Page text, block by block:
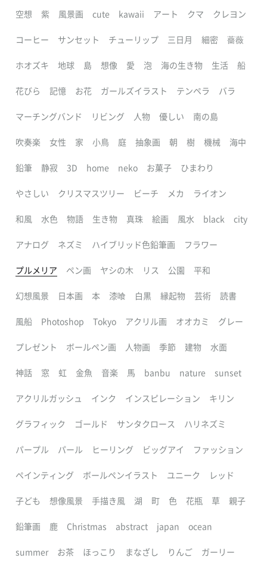
空想 紫 風景画 cute kawaii アート クマ クレヨン
コーヒー サンセット チューリップ 三日月 細密 薔薇
ホオズキ 地球 島 想像 愛 泡 海の生き物 生活 船
花びら 記憶 お花 ガールズイラスト テンペラ バラ
マーチングバンド リビング 人物 優しい 南の島
吹奏楽 女性 家 小鳥 庭 抽象画 朝 樹 機械 海中
鉛筆 静寂 3D home neko お菓子 ひまわり
やさしい クリスマスツリー ビーチ メカ ライオン
和風 水色 物語 生き物 真珠 絵画 風水 black city
アナログ ネズミ ハイブリッド色鉛筆画 フラワー
プルメリア ペン画 ヤシの木 リス 公園 平和
幻想風景 日本画 本 漆喰 白黒 縁起物 芸術 読書
風船 Photoshop Tokyo アクリル画 オオカミ グレー
プレゼント ボールペン画 人物画 季節 建物 水面
神話 窓 虹 金魚 音楽 馬 banbu nature sunset
アクリルガッシュ インク インスピレーション キリン
グラフィック ゴールド サンタクロース ハリネズミ
パープル パール ヒーリング ビッグアイ ファッション
ペインティング ボールペンイラスト ユニーク レッド
子ども 想像風景 手描き風 湖 町 色 花瓶 草 親子
鉛筆画 鹿 Christmas abstract japan ocean
summer お茶 ほっこり まなざし りんご ガーリー